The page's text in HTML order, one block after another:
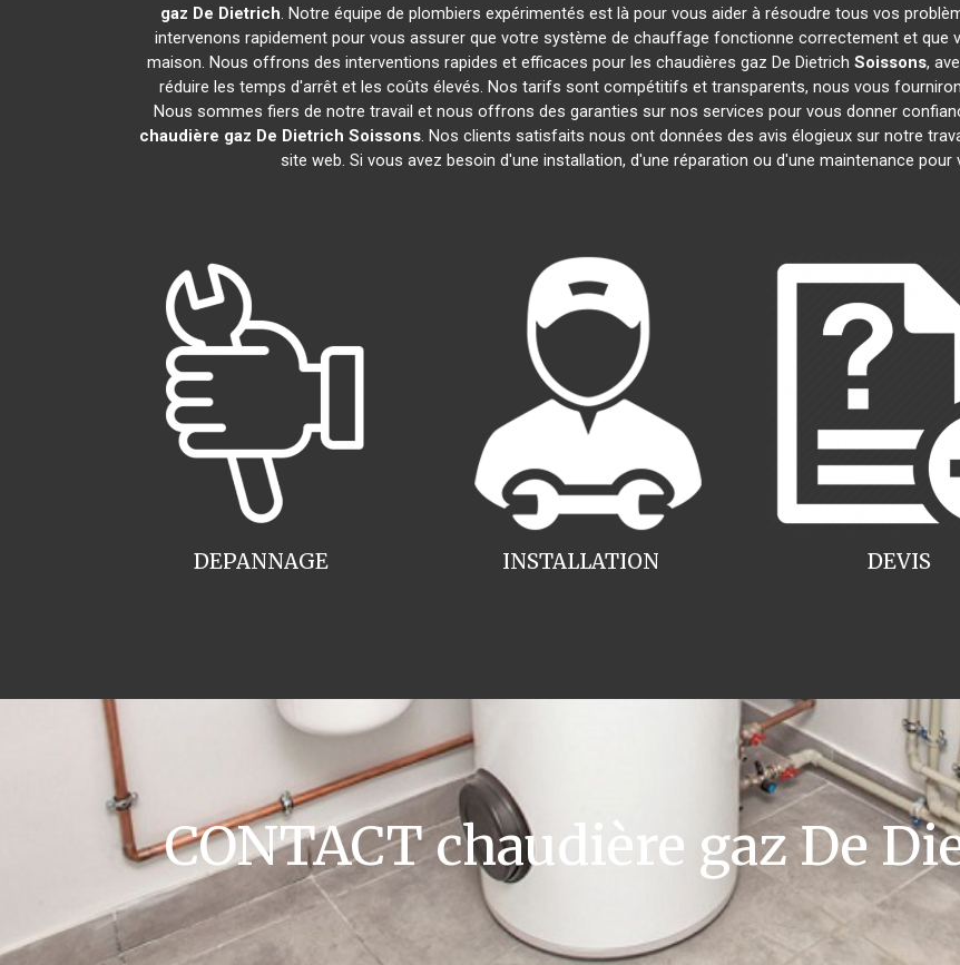
gaz De Dietrich. Notre équipe de plombiers expérimentés est là pour vous aider à résoudre tous vos
intervenons rapidement pour vous assurer que votre système de chauffage fonctionne correctement et que
maison. Nous offrons des interventions rapides et efficaces pour les chaudières gaz De Dietrich Soissons,
réduire les temps d'arrêt et les coûts élevés. Nos tarifs sont compétitifs et transparents, nous vous
Nous sommes fiers de notre travail et nous offrons des garanties sur nos services pour vous donner
chaudière gaz De Dietrich Soissons. Nos clients satisfaits nous ont données des avis élogieux sur notre
site web. Si vous avez besoin d'une installation, d'une réparation ou d'une maintenance pour
INSTALLATION
DEPANNAGE DEVIS
CONTACT chaudière gaz De